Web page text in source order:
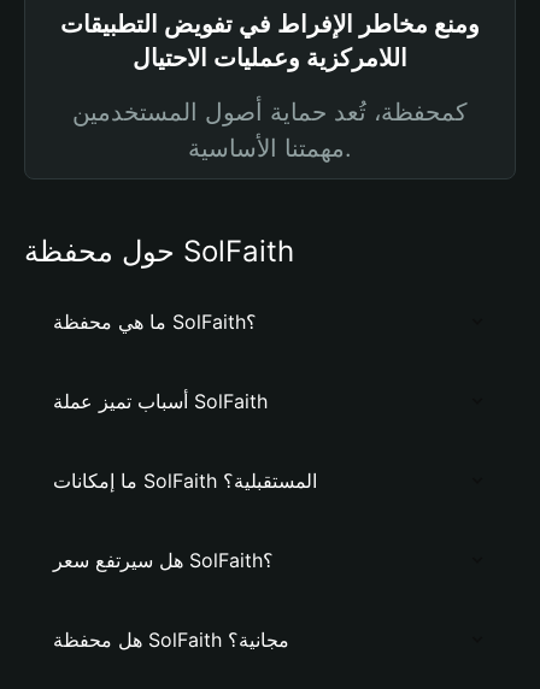
ومنع مخاطر الإفراط في تفويض التطبيقات
اللامركزية وعمليات الاحتيال
كمحفظة، تُعد حماية أصول المستخدمين
مهمتنا الأساسية.
حول محفظة SolFaith
ما هي محفظة SolFaith؟
أسباب تميز عملة SolFaith
ما إمكانات SolFaith المستقبلية؟
هل سيرتفع سعر SolFaith؟
هل محفظة SolFaith مجانية؟